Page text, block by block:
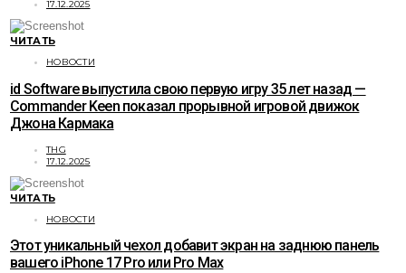
17.12.2025
ЧИТАТЬ
НОВОСТИ
id Software выпустила свою первую игру 35 лет назад —
Commander Keen показал прорывной игровой движок
Джона Кармака
THG
17.12.2025
ЧИТАТЬ
НОВОСТИ
Этот уникальный чехол добавит экран на заднюю панель
вашего iPhone 17 Pro или Pro Max